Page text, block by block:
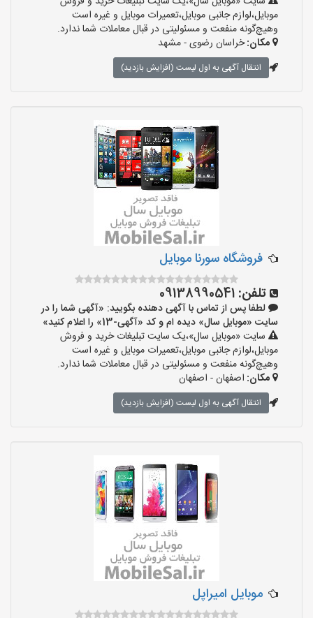
موبایل،لوازم جانبی موبایل،تعمیرات موبایل و غیره است
وهیچ‌گونه منفعت و مسئولیتی در قبال معاملات شما ندارد.
مکان:خراسان رضوی - مشهد
انتقال آگهی به اول لیست (افزایش بازدید)
فروشگاه سورنا موبایل
تلفن: 09138990541
لطفا پس از تماس با آگهی دهنده بگویید: «آگهی شما را در
سایت «موبایل سال» دیده ام و کد «آگهی-13» را اعلام کنید»
سایت «موبایل سال»،یک سایت تبلیغات خرید و فروش
موبایل،لوازم جانبی موبایل،تعمیرات موبایل و غیره است
وهیچ‌گونه منفعت و مسئولیتی در قبال معاملات شما ندارد.
مکان: اصفهان - اصفهان
انتقال آگهی به اول لیست (افزایش بازدید)
موبایل امیراپل